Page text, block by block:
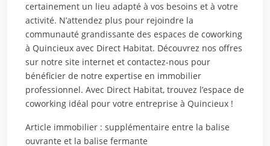
certainement un lieu adapté à vos besoins et à votre
activité. N’attendez plus pour rejoindre la
communauté grandissante des espaces de coworking
à Quincieux avec Direct Habitat. Découvrez nos offres
sur notre site internet et contactez-nous pour
bénéficier de notre expertise en immobilier
professionnel. Avec Direct Habitat, trouvez l’espace de
coworking idéal pour votre entreprise à Quincieux !
Article immobilier : supplémentaire entre la balise
ouvrante et la balise fermante